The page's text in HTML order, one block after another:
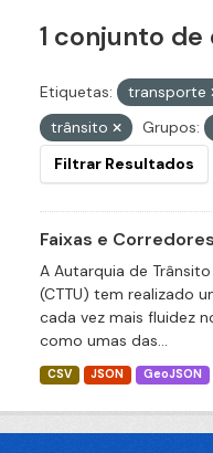
1 conjunto
Etiquetas: transporte
trânsito
Grupos:
Filtrar Resultados
Faixas e
A Autarquia de
(CTTU) tem realizado
cada vez mais fluidez
como umas das...
CSV JSON GeoJSON